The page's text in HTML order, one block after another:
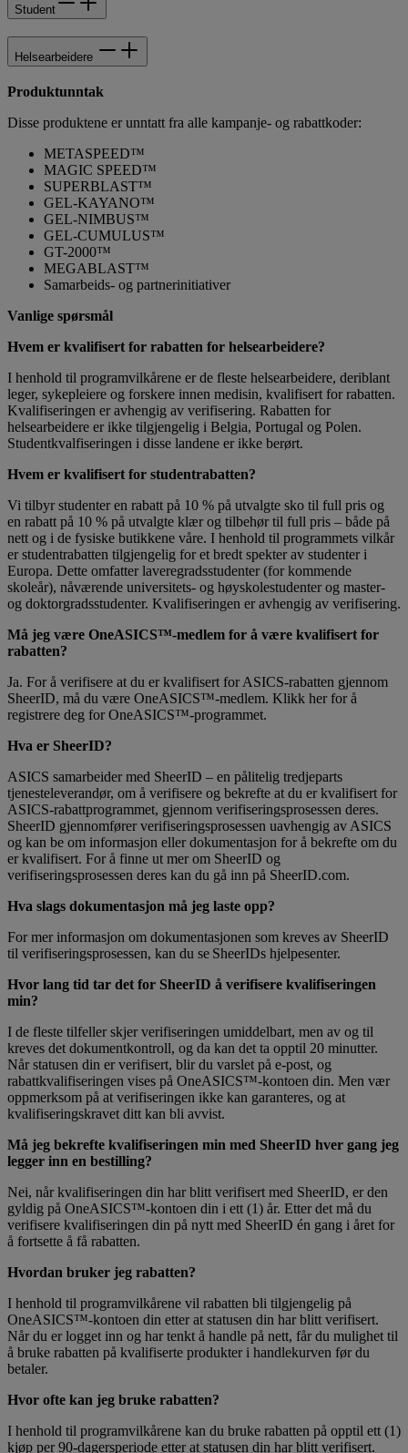
Student
Helsearbeidere
Produktunntak
Disse produktene er unntatt fra alle kampanje- og rabattkoder:
METASPEED™
MAGIC SPEED™
SUPERBLAST™
GEL-KAYANO™
GEL-NIMBUS™
GEL-CUMULUS™
GT-2000™
MEGABLAST™
Samarbeids- og partnerinitiativer
Vanlige spørsmål
Hvem er kvalifisert for rabatten for helsearbeidere?
I henhold til programvilkårene er de fleste helsearbeidere, deriblant
leger, sykepleiere og forskere innen medisin, kvalifisert for rabatten.
Kvalifiseringen er avhengig av verifisering. Rabatten for
helsearbeidere er ikke tilgjengelig i Belgia, Portugal og Polen.
Studentkvalfiseringen i disse landene er ikke berørt.
Hvem er kvalifisert for studentrabatten?
Vi tilbyr studenter en rabatt på 10 % på utvalgte sko til full pris og
en rabatt på 10 % på utvalgte klær og tilbehør til full pris – både på
nett og i de fysiske butikkene våre. I henhold til programmets vilkår
er studentrabatten tilgjengelig for et bredt spekter av studenter i
Europa. Dette omfatter laveregradsstudenter (for kommende
skoleår), nåværende universitets- og høyskolestudenter og master-
og doktorgradsstudenter. Kvalifiseringen er avhengig av verifisering.
Må jeg være OneASICS™-medlem for å være kvalifisert for
rabatten?
Ja. For å verifisere at du er kvalifisert for ASICS-rabatten gjennom
SheerID, må du være OneASICS™-medlem. Klikk her for å
registrere deg for OneASICS™-programmet.
Hva er SheerID?
ASICS samarbeider med SheerID – en pålitelig tredjeparts
tjenesteleverandør, om å verifisere og bekrefte at du er kvalifisert for
ASICS-rabattprogrammet, gjennom verifiseringsprosessen deres.
SheerID gjennomfører verifiseringsprosessen uavhengig av ASICS
og kan be om informasjon eller dokumentasjon for å bekrefte om du
er kvalifisert. For å finne ut mer om SheerID og
verifiseringsprosessen deres kan du gå inn på SheerID.com.
Hva slags dokumentasjon må jeg laste opp?
For mer informasjon om dokumentasjonen som kreves av SheerID
til verifiseringsprosessen, kan du se SheerIDs hjelpesenter.
Hvor lang tid tar det for SheerID å verifisere kvalifiseringen
min?
I de fleste tilfeller skjer verifiseringen umiddelbart, men av og til
kreves det dokumentkontroll, og da kan det ta opptil 20 minutter.
Når statusen din er verifisert, blir du varslet på e-post, og
rabattkvalifiseringen vises på OneASICS™-kontoen din. Men vær
oppmerksom på at verifiseringen ikke kan garanteres, og at
kvalifiseringskravet ditt kan bli avvist.
Må jeg bekrefte kvalifiseringen min med SheerID hver gang jeg
legger inn en bestilling?
Nei, når kvalifiseringen din har blitt verifisert med SheerID, er den
gyldig på OneASICS™-kontoen din i ett (1) år. Etter det må du
verifisere kvalifiseringen din på nytt med SheerID én gang i året for
å fortsette å få rabatten.
Hvordan bruker jeg rabatten?
I henhold til programvilkårene vil rabatten bli tilgjengelig på
OneASICS™-kontoen din etter at statusen din har blitt verifisert.
Når du er logget inn og har tenkt å handle på nett, får du mulighet til
å bruke rabatten på kvalifiserte produkter i handlekurven før du
betaler.
Hvor ofte kan jeg bruke rabatten?
I henhold til programvilkårene kan du bruke rabatten på opptil ett (1)
kjøp per 90-dagersperiode etter at statusen din har blitt verifisert.